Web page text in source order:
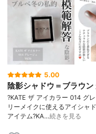
5.00
陰影シャドウ＝ブラウ
?KATE ザ アイカラー 014 グ
リーメイクに使えるアイシャ
アイテム?KA…続きを見る